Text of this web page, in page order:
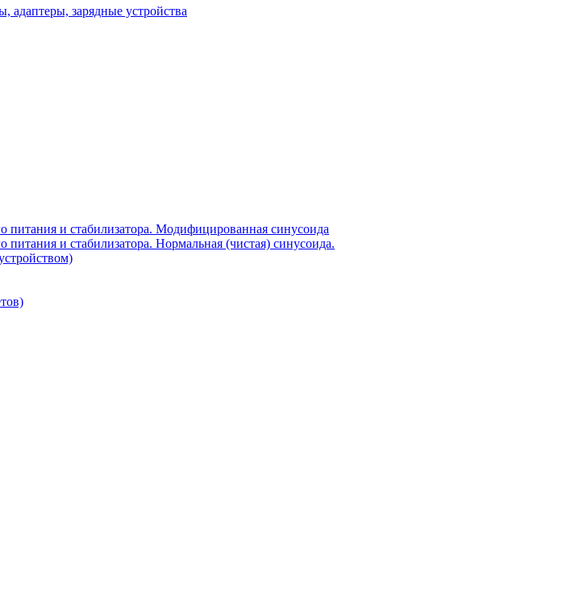
адаптеры, зарядные устройства
питания и стабилизатора. Модифицированная синусоида
и стабилизатора. Нормальная (чистая) синусоида.